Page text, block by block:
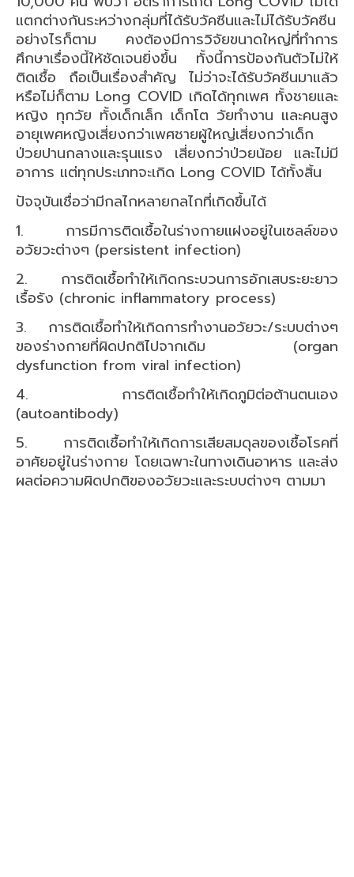
แตกต่างกันระหว่างกลุ่มที่ได้รับวัคซีนและไม่ได้รับวัคซีน
อย่างไรก็ตาม คงต้องมีการวิจัยขนาดใหญ่ที่ทำการ
ศึกษาเรื่องนี้ให้ชัดเจนยิ่งขึ้น ทั้งนี้การป้องกันตัวไม่ให้
ติดเชื้อ ถือเป็นเรื่องสำคัญ ไม่ว่าจะได้รับวัคซีนมาแล้ว
หรือไม่ก็ตาม Long COVID เกิดได้ทุกเพศ ทั้งชายและ
หญิง ทุกวัย ทั้งเด็กเล็ก เด็กโต วัยทำงาน และคนสูง
อายุเพศหญิงเสี่ยงกว่าเพศชายผู้ใหญ่เสี่ยงกว่าเด็ก
ป่วยปานกลางและรุนแรง เสี่ยงกว่าป่วยน้อย และไม่มี
อาการ แต่ทุกประเภทจะเกิด Long COVID ได้ทั้งสิ้น
ปัจจุบันเชื่อว่ามีกลไกหลายกลไกที่เกิดขึ้นได้
1. การมีการติดเชื้อในร่างกายแฝงอยู่ในเซลล์ของ
อวัยวะต่างๆ (persistent infection)
2. การติดเชื้อทำให้เกิดกระบวนการอักเสบระยะยาว
เรื้อรัง (chronic inflammatory process)
3. การติดเชื้อทำให้เกิดการทำงานอวัยวะ/ระบบต่างๆ
ของร่างกายที่ผิดปกติไปจากเดิม (organ
dysfunction from viral infection)
4. การติดเชื้อทำให้เกิดภูมิต่อต้านตนเอง
(autoantibody)
5. การติดเชื้อทำให้เกิดการเสียสมดุลของเชื้อโรคที่
อาศัยอยู่ในร่างกาย โดยเฉพาะในทางเดินอาหาร และส่ง
ผลต่อความผิดปกติของอวัยวะและระบบต่างๆ ตามมา